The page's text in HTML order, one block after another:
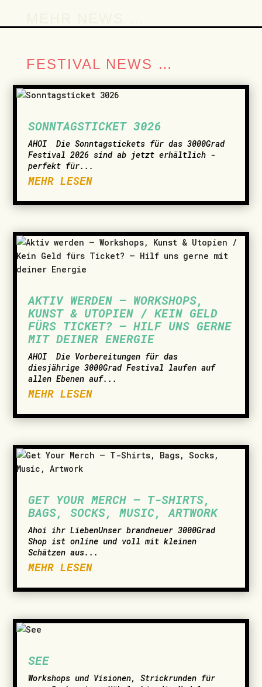
FESTIVAL NEWS …
SONNTAGSTICKET 3026
AHOI ­ Die Sonntagstickets für das 3000Grad
Festival 2026 sind ab jetzt erhältlich -
perfekt für...
MEHR LESEN
AKTIV WERDEN – WORKSHOPS,
KUNST & UTOPIEN / KEIN GELD
FÜRS TICKET? – HILF UNS GERNE
MIT DEINER ENERGIE
AHOI ­ Die Vorbereitungen für das
diesjährige 3000Grad Festival laufen auf
allen Ebenen auf...
MEHR LESEN
GET YOUR MERCH – T-SHIRTS,
BAGS, SOCKS, MUSIC, ARTWORK
­Ahoi ihr LiebenUnser brandneuer 3000Grad
Shop ist online und voll mit kleinen
Schätzen aus...
MEHR LESEN
SEE
Workshops und Visionen, Strickrunden für